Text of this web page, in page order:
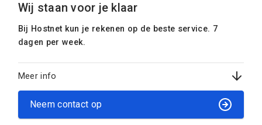
Wij staan voor je klaar
Bij Hostnet kun je rekenen op de beste service. 7
dagen per week.
Meer info
Neem contact op